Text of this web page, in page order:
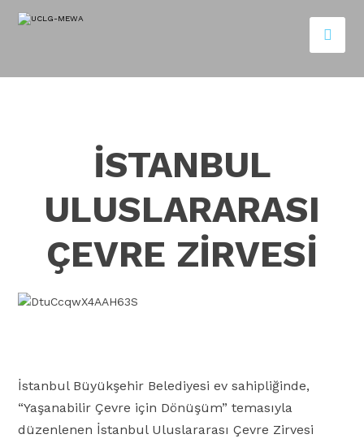
İSTANBUL
ULUSLARARASI
ÇEVRE ZİRVESİ
İstanbul Büyükşehir Belediyesi ev sahipliğinde,
“Yaşanabilir Çevre için Dönüşüm” temasıyla
düzenlenen İstanbul Uluslararası Çevre Zirvesi